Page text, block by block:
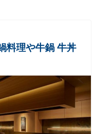
料理や牛鍋 牛丼